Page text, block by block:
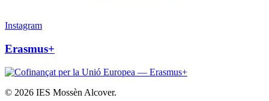
Instagram
Erasmus+
© 2026 IES Mossèn Alcover.